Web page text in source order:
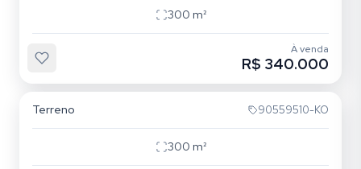
300 m²
À venda
R$ 340.000
Terreno 90559510-KO
300 m²